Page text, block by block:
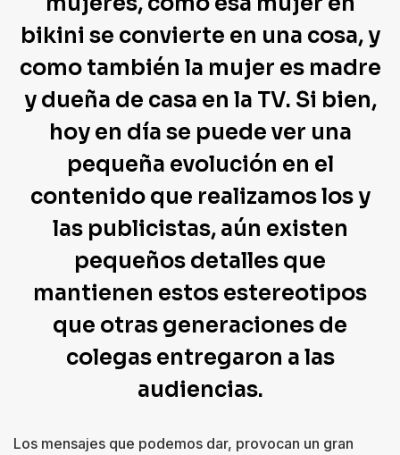
bikini se convierte en una cosa, y
como también la mujer es madre
y dueña de casa en la TV. Si bien,
hoy en día se puede ver una
pequeña evolución en el
contenido que realizamos los y
las publicistas, aún existen
pequeños detalles que
mantienen estos estereotipos
que otras generaciones de
colegas entregaron a las
audiencias.
Los mensajes que podemos dar, provocan un gran